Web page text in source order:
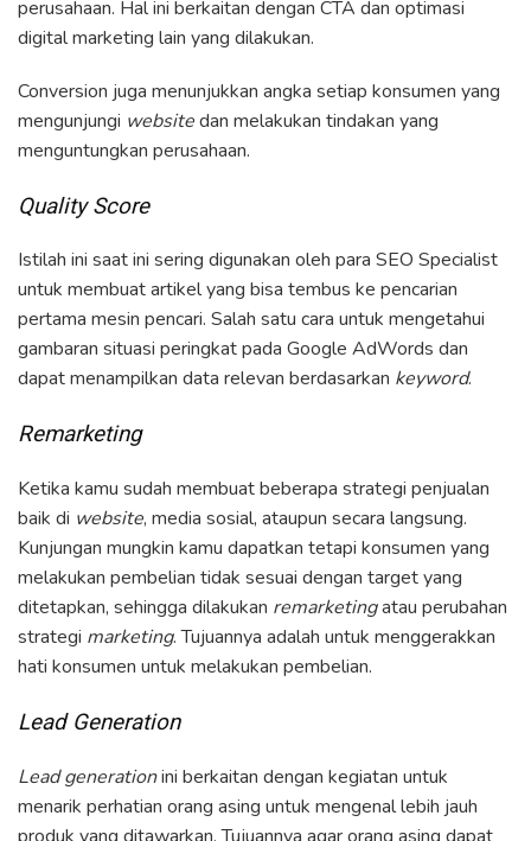
perusahaan. Hal ini berkaitan dengan CTA dan optimasi
digital marketing lain yang dilakukan.
Conversion juga menunjukkan angka setiap konsumen yang
mengunjungi websitedan melakukan tindakan yang
menguntungkan perusahaan.
Quality Score
Istilah ini saat ini sering digunakan oleh para SEO Specialist
untuk membuat artikel yang bisa tembus ke pencarian
pertama mesin pencari. Salah satu cara untuk mengetahui
gambaran situasi peringkat pada Google AdWords dan
dapat menampilkan data relevan berdasarkan keyword.
Remarketing
Ketika kamu sudah membuat beberapa strategi penjualan
baik di website, media sosial, ataupun secara langsung.
Kunjungan mungkin kamu dapatkan tetapi konsumen yang
melakukan pembelian tidak sesuai dengan target yang
ditetapkan, sehingga dilakukan remarketingatau perubahan
strategi marketing. Tujuannya adalah untuk menggerakkan
hati konsumen untuk melakukan pembelian.
Lead Generation
Lead generationini berkaitan dengan kegiatan untuk
menarik perhatian orang asing untuk mengenal lebih jauh